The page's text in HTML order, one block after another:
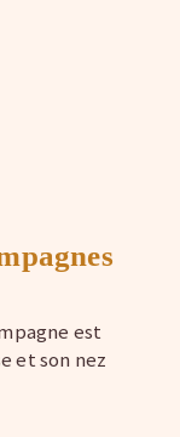
est
et son nez